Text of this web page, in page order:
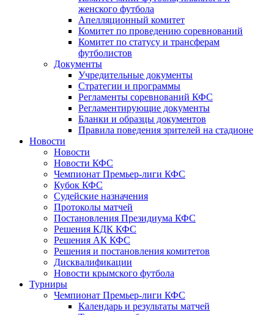
женского футбола
Апелляционный комитет
Комитет по проведению соревнований
Комитет по статусу и трансферам
футболистов
Документы
Учредительные документы
Стратегии и программы
Регламенты соревнований КФС
Регламентирующие документы
Бланки и образцы документов
Правила поведения зрителей на стадионе
Новости
Новости
Новости КФС
Чемпионат Премьер-лиги КФС
Кубок КФС
Судейские назначения
Протоколы матчей
Постановления Президиума КФС
Решения КДК КФС
Решения АК КФС
Решения и постановления комитетов
Дисквалификации
Новости крымского футбола
Турниры
Чемпионат Премьер-лиги КФС
Календарь и результаты матчей